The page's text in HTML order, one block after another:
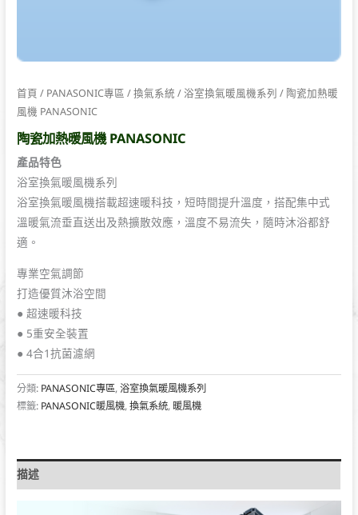
首頁 / PANASONIC專區 /換氣系統 / 浴室換氣暖風機系列 / 陶瓷加熱暖
風機 PANASONIC
陶瓷加熱暖風機 PANASONIC
產品特色
浴室換氣暖風機系列
浴室換氣暖風機搭載超速暖科技，短時間提升溫度，搭配集中式
溫暖氣流垂直送出及熱擴散效應，溫度不易流失，隨時沐浴都舒
適。
專業空氣調節
打造優質沐浴空間
● 超速暖科技
● 5重安全裝置
● 4合1抗菌濾網
分類: PANASONIC專區,浴室換氣暖風機系列
標籤: PANASONIC暖風機,換氣系統, 暖風機
描述